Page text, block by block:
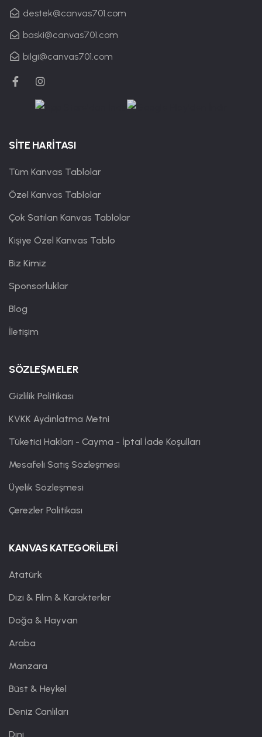
destek@canvas701.com
baski@canvas701.com
bilgi@canvas701.com
SİTE HARİTASI
Tüm Kanvas Tablolar
Özel Kanvas Tablolar
Çok Satılan Kanvas Tablolar
Kişiye Özel Kanvas Tablo
Biz Kimiz
Sponsorluklar
Blog
İletişim
SÖZLEŞMELER
Gizlilik Politikası
KVKK Aydınlatma Metni
Tüketici Hakları - Cayma - İptal İade Koşulları
Mesafeli Satış Sözleşmesi
Üyelik Sözleşmesi
Çerezler Politikası
KANVAS KATEGORİLERİ
Atatürk
Dizi & Film & Karakterler
Doğa & Hayvan
Araba
Manzara
Büst & Heykel
Deniz Canlıları
Dini